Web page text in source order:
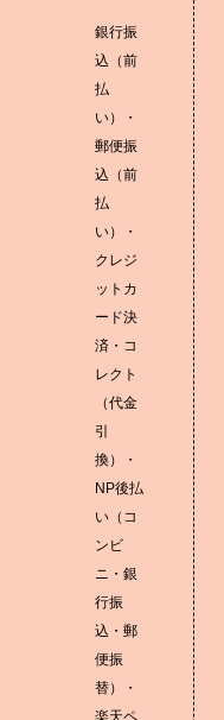
銀行振
込（前
払
い）・
郵便振
込（前
払
い）・
クレジ
ットカ
ード決
済・コ
レクト
（代金
引
換）・
NP後払
い（コ
ンビ
ニ・銀
行振
込・郵
便振
替）・
楽天ペ